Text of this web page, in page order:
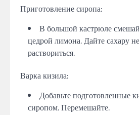
Приготовление сиропа:
В большой кастрюле
цедрой лимона. Дайте сахару
раствориться.
Варка кизила:
Добавьте подготовленные
сиропом. Перемешайте.